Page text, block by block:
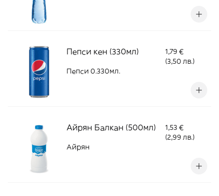
Пепси кен (330мл)
1,79 €
(3,50 лв.)
Пепси 0.330мл.
Айрян Балкан (500мл)
1,53 €
(2,99 лв.)
Айрян